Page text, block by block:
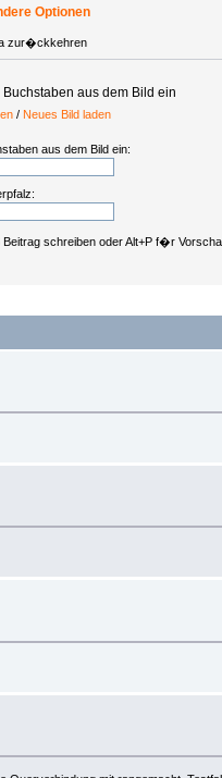
Optionen
zur�ckkehren
/ Neues Bild laden
aus dem Bild ein:
Beitrag schreiben oder Alt+P f�r